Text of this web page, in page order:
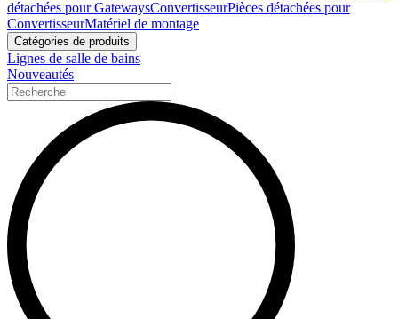
détachées pour GatewaysConvertisseurPièces détachées pour
ConvertisseurMatériel de montage
Catégories de produits
Lignes de salle de bains
Nouveautés